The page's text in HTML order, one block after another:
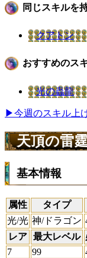
同じスキルを
クアトン
おすすめのス
光の蟲龍
▶今週のスキル上
天頂の雷
基本情報
属性 タイプ
光/光 神/ドラゴン
レア 最大レベル
7
99